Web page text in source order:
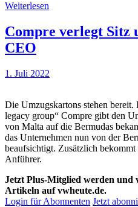
Weiterlesen
Compre verlegt Sitz
CEO
1. Juli 2022
Die Umzugskartons stehen
legacy group“ Compre gibt den
von Malta auf die Bermudas
das Unternehmen nun von der
beaufsichtigt. Zusätzlich bekommt
Anführer.
Jetzt Plus-Mitglied werden und
Artikeln auf vwheute.de.
Login für Abonnenten Jetzt